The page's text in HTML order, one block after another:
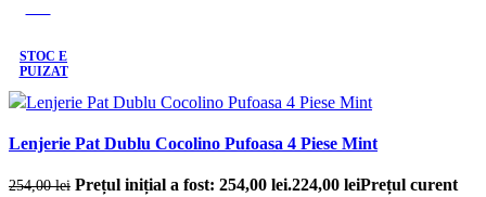
STOC E
PUIZAT
Lenjerie Pat Dublu Cocolino Pufoasa 4 Piese Mint
254,00lei Prețul inițial a fost: 254,00 lei.224,00 leiPrețul curent